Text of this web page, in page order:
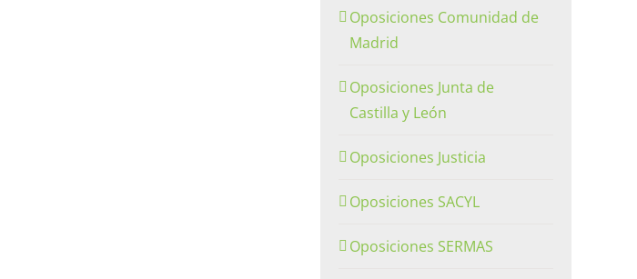
Oposiciones Comunidad de
Madrid
Oposiciones Junta de
Castilla y León
Oposiciones Justicia
Oposiciones SACYL
Oposiciones SERMAS